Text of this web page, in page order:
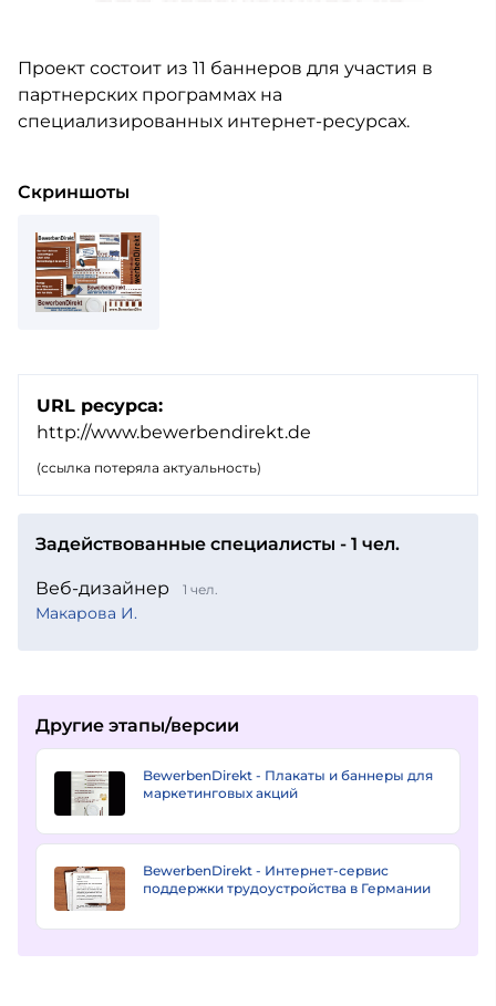
Проект состоит из 11 баннеров для участия в
партнерских программах на
специализированных интернет-ресурсах.
Скриншоты
URL ресурса:
http://www.bewerbendirekt.de
(ссылка потеряла актуальность)
Задействованные специалисты - 1 чел.
Веб-дизайнер 1 чел.
Макарова И.
Другие этапы/версии
BewerbenDirekt - Плакаты и баннеры для
маркетинговых акций
BewerbenDirekt - Интернет-сервис
поддержки трудоустройства в Германии